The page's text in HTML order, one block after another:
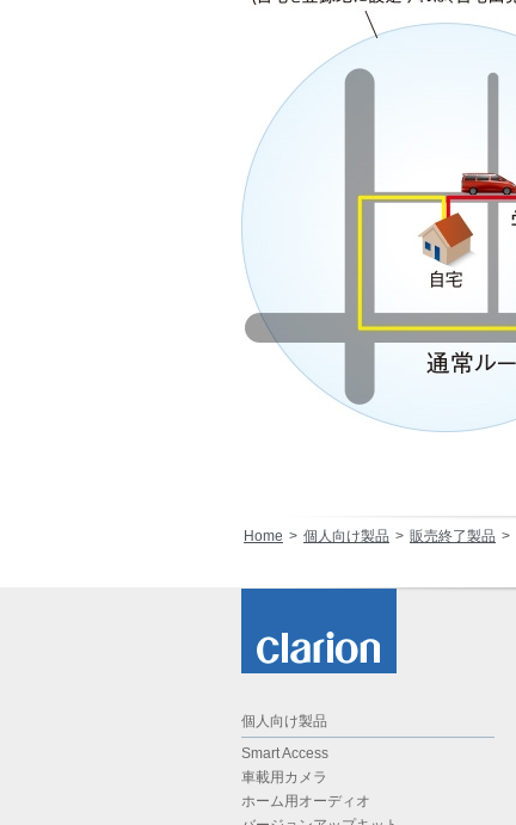
Home 個人向け製品 販売終了製品
個人向け製品
Smart Access
車載用カメラ
ホーム用オーディオ